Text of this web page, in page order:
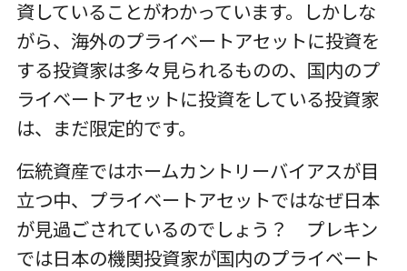
資していることがわかっています。しかしな
がら、海外のプライベートアセットに投資を
する投資家は多々見られるものの、国内のプ
ライベートアセットに投資をしている投資家
は、まだ限定的です。
伝統資産ではホームカントリーバイアスが目
立つ中、プライベートアセットではなぜ日本
が見過ごされているのでしょう？ プレキン
では日本の機関投資家が国内のプライベート